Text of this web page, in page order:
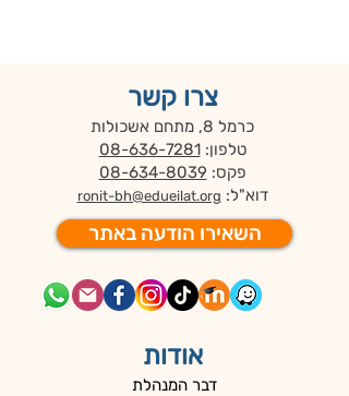
צרו קשר
כרמל 8, מתחם אשכולות
טלפון: 08-636-7281
פקס: 08-634-8039
דוא"ל: ronit-bh@edueilat.org
השאירו הודעה באתר
אודות
דבר המנהלת